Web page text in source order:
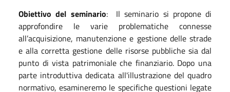
Obiettivo del seminario: Il seminario si propone di
approfondire le varie problematiche connesse
all’acquisizione, manutenzione e gestione delle strade
e alla corretta gestione delle risorse pubbliche sia dal
punto di vista patrimoniale che finanziario. Dopo una
parte introduttiva dedicata all'illustrazione del quadro
normativo, esamineremo le specifiche questioni legate